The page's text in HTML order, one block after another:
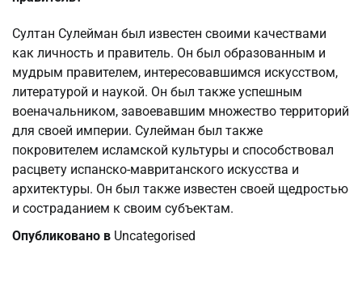
Султан Сулейман был известен своими качествами
как личность и правитель. Он был образованным и
мудрым правителем, интересовавшимся искусством,
литературой и наукой. Он был также успешным
военачальником, завоевавшим множество территорий
для своей империи. Сулейман был также
покровителем исламской культуры и способствовал
расцвету испанско-мавританского искусства и
архитектуры. Он был также известен своей щедростью
и состраданием к своим субъектам.
Опубликовано в Uncategorised